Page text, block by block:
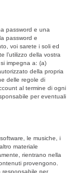
password e una
password e
voi sarete i soli ed
l’utilizzo della vostra
impegna a: (a)
della propria
delle regole di
al termine di ogni
per eventuali
le musiche, i
materiale
rientrano nella
provengono.
responsabile per